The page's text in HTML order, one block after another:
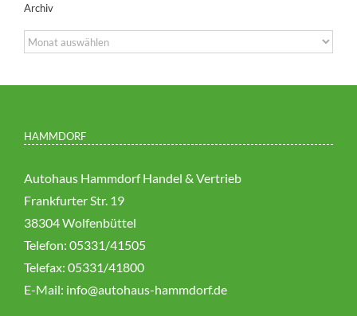
Archiv
Archiv
HAMMDORF
Autohaus Hammdorf Handel & Vertrieb
Frankfurter Str. 19
38304 Wolfenbüttel
Telefon: 05331/41505
Telefax: 05331/41800
E-Mail: info@autohaus-hammdorf.de